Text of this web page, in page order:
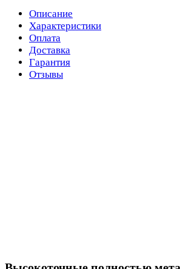
Описание
Характеристики
Оплата
Доставка
Гарантия
Отзывы